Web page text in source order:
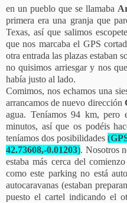
en un pueblo que se llamaba
primera era una granja que
Texas, así que salimos
que nos marcaba el GPS
otra entrada las plazas estaban
no quisimos arriesgar y nos
había justo al lado.
Comimos, nos echamos una
arrancamos de nuevo dirección
agua. Teníamos 94 km, pero
minutos, así que os podéis
teníamos dos posibilidades(
42.73608,-0.01203). Nosotros
estaba más cerca del
como este parking no está
autocaravanas (estaban
puesto el cartel indicando el